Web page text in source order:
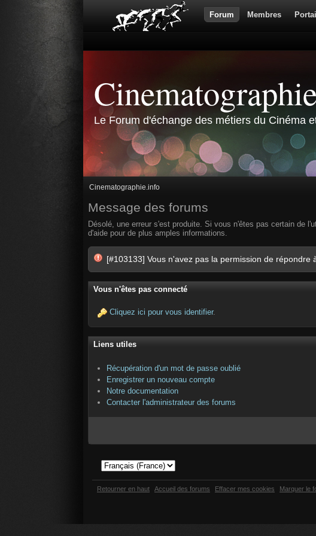
Forum Membres Portail
Le Forum d'échange des métiers du Cinéma
Cinematographie.info
Message des forums
Désolé, une erreur s'est produite. Si vous n'êtes pas certain de
d'aide pour de plus amples informations.
[#103133] Vous n'avez pas la permission de répondre
Vous n'êtes pas connecté
Cliquez ici pour vous identifier.
Liens utiles
Récupération d'un mot de passe oublié
Enregistrer un nouveau compte
Notre documentation
Contacter l'administrateur des forums
Retourner en haut Accueil des forums Effacer mes cookies Marquer le